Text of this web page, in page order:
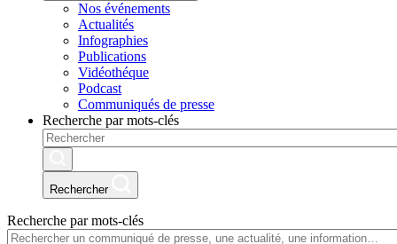
Nos événements
Actualités
Infographies
Publications
Vidéothéque
Podcast
Communiqués de presse
Recherche par mots-clés
Rechercher
Recherche par mots-clés